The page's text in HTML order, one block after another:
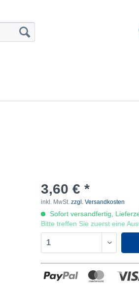
3,60 € *
inkl. MwSt.zzgl. Versandkosten
Sofort versandfertig,
Bitte treffen Sie zuerst eine